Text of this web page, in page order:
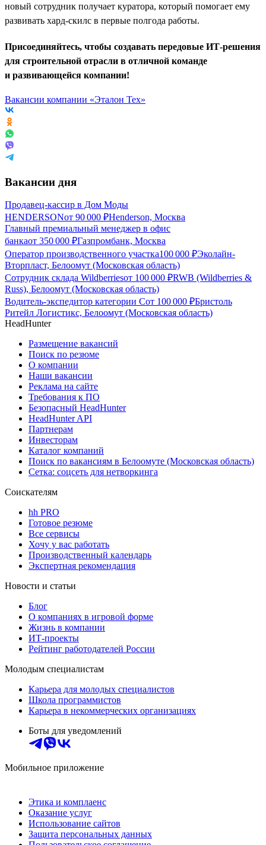
новый сотрудник получает куратора, который помогает ему
развивать хард-скилс в первые полгода работы.
Присоединяйтесь, чтобы создавать передовые ИТ-решения
для строительной отрасли в отличной команде
и развивающейся компании!
Вакансии компании «Эталон Тех»
Вакансии дня
Продавец-кассир в Дом Моды
HENDERSONот 90 000 ₽Henderson, Москва
Главный премиальный менеджер в офис
банкаот 350 000 ₽Газпромбанк, Москва
Оператор производственного участка100 000 ₽Эколайн-
Вторпласт, Белоомут (Московская область)
Сотрудник склада Wildberriesот 100 000 ₽RWB (Wildberries &
Russ), Белоомут (Московская область)
Водитель-экспедитор категории Сот 100 000 ₽Бристоль
Ритейл Логистикс, Белоомут (Московская область)
HeadHunter
Размещение вакансий
Поиск по резюме
О компании
Наши вакансии
Реклама на сайте
Требования к ПО
Безопасный HeadHunter
HeadHunter API
Партнерам
Инвесторам
Каталог компаний
Поиск по вакансиям в Белоомуте (Московская область)
Сетка: соцсеть для нетворкинга
Соискателям
hh PRO
Готовое резюме
Все сервисы
Хочу у вас работать
Производственный календарь
Экспертная рекомендация
Новости и статьи
Блог
О компаниях в игровой форме
Жизнь в компании
ИТ-проекты
Рейтинг работодателей России
Молодым специалистам
Карьера для молодых специалистов
Школа программистов
Карьера в некоммерческих организациях
Боты для уведомлений
Мобильное приложение
Этика и комплаенс
Оказание услуг
Использование сайтов
Защита персональных данных